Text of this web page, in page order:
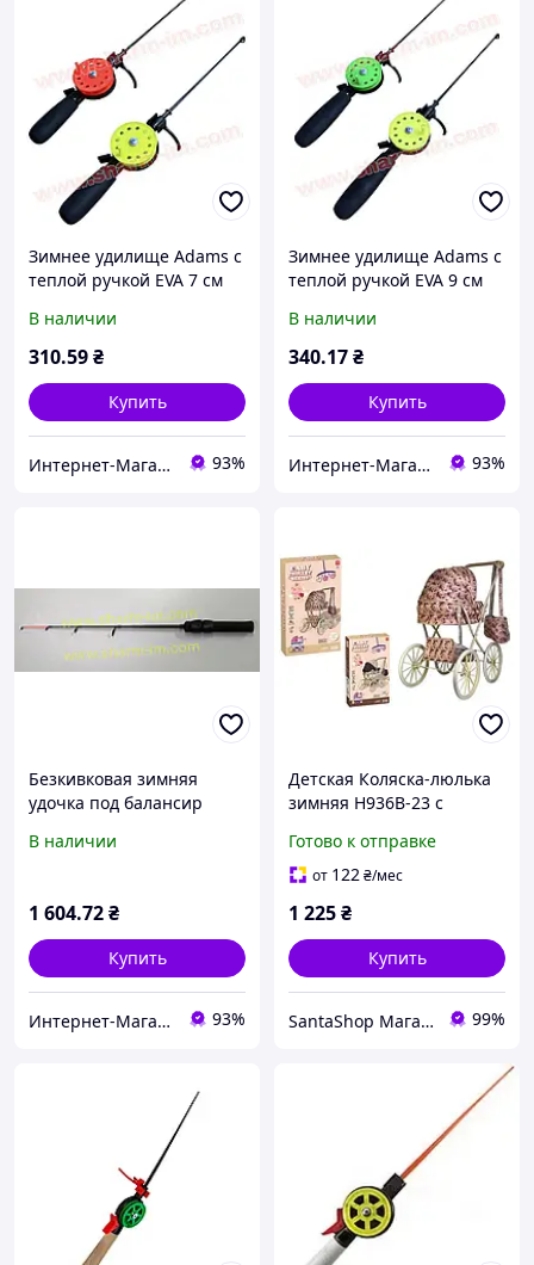
Зимнее удилище Adams с
теплой ручкой EVA 7 см
В наличии
310.59₴
Купить
Интернет-Магазин "Шарм" 93%
Зимнее удилище Adams с
теплой ручкой EVA 9 см
В наличии
340.17₴
Купить
Интернет-Магазин "Шарм" 93%
Безкивковая зимняя
удочка под балансир
Carbon со съемной
В наличии
1 604.72₴
Купить
Интернет-Магазин "Шарм" 93%
Детская Коляска-люлька
зимняя H936B-23 с
Артикул H936B-23
Готово к отправке
от 122₴/мес
1 225₴
Купить
SantaShop Магазин детских игрушек 99%